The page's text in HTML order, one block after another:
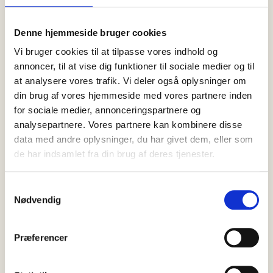
Denne hjemmeside bruger cookies
Vi bruger cookies til at tilpasse vores indhold og
annoncer, til at vise dig funktioner til sociale medier og til
at analysere vores trafik. Vi deler også oplysninger om
din brug af vores hjemmeside med vores partnere inden
for sociale medier, annonceringspartnere og
analysepartnere. Vores partnere kan kombinere disse
data med andre oplysninger, du har givet dem, eller som
de har indsamlet fra din brug af deres tjenester.
Nødvendig
Præferencer
Brøndums Hotel er fortsat til salg. Efter mere end et års
undersøgelser, analyser og dialog om en omfattende
modernisering meddelte…